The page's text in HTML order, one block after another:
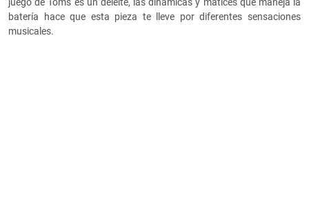
juego de Toms es un deleite, las dinámicas y matices que maneja la
batería hace que esta pieza te lleve por diferentes sensaciones
musicales.